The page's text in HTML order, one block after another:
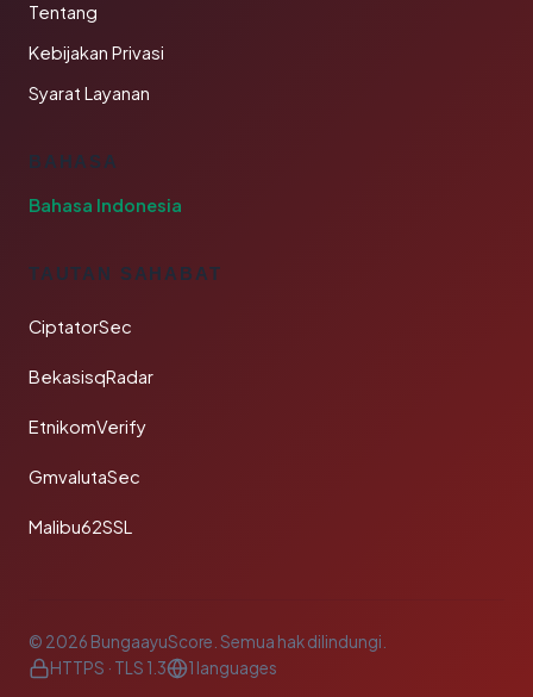
Tentang
Kebijakan Privasi
Syarat Layanan
BAHASA
Bahasa Indonesia
TAUTAN SAHABAT
CiptatorSec
BekasisqRadar
EtnikomVerify
GmvalutaSec
Malibu62SSL
© 2026 BungaayuScore. Semua hak dilindungi.
HTTPS · TLS 1.3
1 languages